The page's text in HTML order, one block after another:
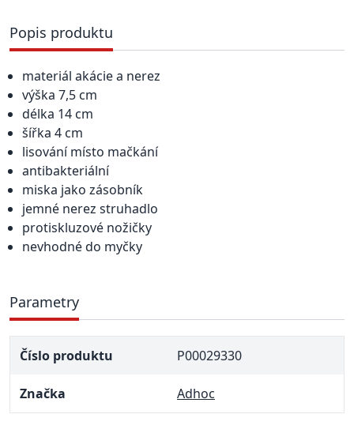
Popis produktu
materiál akácie a nerez
výška 7,5 cm
délka 14 cm
šířka 4 cm
lisování místo mačkání
antibakteriální
miska jako zásobník
jemné nerez struhadlo
protiskluzové nožičky
nevhodné do myčky
Parametry
Číslo produktu P00029330
Značka Adhoc